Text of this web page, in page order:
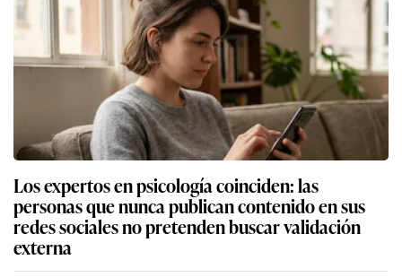
Los expertos en psicología coinciden: las
personas que nunca publican contenido en sus
redes sociales no pretenden buscar validación
externa